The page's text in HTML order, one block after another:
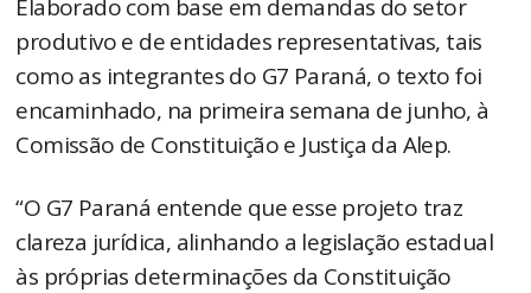
Elaborado com base em demandas do setor
produtivo e de entidades representativas, tais
como as integrantes do G7 Paraná, o texto foi
encaminhado, na primeira semana de junho, à
Comissão de Constituição e Justiça da Alep.
“O G7 Paraná entende que esse projeto traz
clareza jurídica, alinhando a legislação estadual
às próprias determinações da Constituição